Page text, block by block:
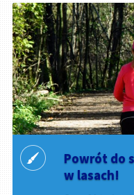
Powrót do
w lasach!